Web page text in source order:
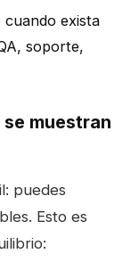
exista
soporte,
muestran
puedes
Esto es